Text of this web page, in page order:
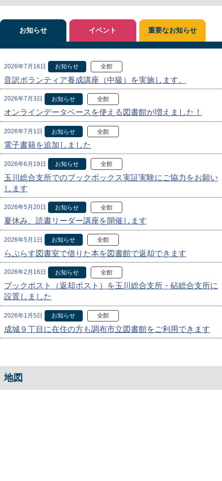
お知らせ
2026年7月16日 お知らせ 全館
音訳ボランティア養成講座（中級）を実施します。
2026年7月3日 お知らせ 全館
オンラインデータベースを使える図書館が増えました！
2026年7月1日 お知らせ 全館
電子書籍を追加しました
2026年6月19日 お知らせ 全館
玉川総合支所でのブックボックス実証実験にご協力をお願い
します
2026年5月20日 お知らせ 全館
夏休み、読書リーダー講座を開催します
2026年5月1日 お知らせ 全館
らぷらす図書室で借りた本を図書館で返却できます
2026年2月16日 お知らせ 全館
ブックポスト（返却ポスト）を玉川総合支所・砧総合支所に
設置しました
2026年1月5日 お知らせ 全館
成城９丁目に在住の方も調布市立図書館をご利用できます
イベント 重要なお知らせ
地図